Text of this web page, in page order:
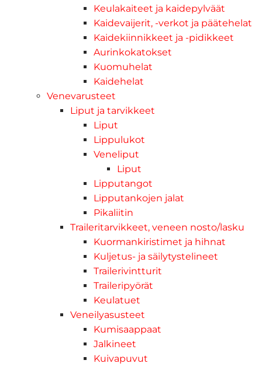
Keulakaiteet ja kaidepylväät
Kaidevaijerit, -verkot ja päätehelat
Kaidekiinnikkeet ja -pidikkeet
Aurinkokatokset
Kuomuhelat
Kaidehelat
Venevarusteet
Liput ja tarvikkeet
Liput
Lippulukot
Veneliput
Liput
Lipputangot
Lipputankojen jalat
Pikaliitin
Traileritarvikkeet, veneen nosto/lasku
Kuormankiristimet ja hihnat
Kuljetus- ja säilytystelineet
Trailerivintturit
Traileripyörät
Keulatuet
Veneilyasusteet
Kumisaappaat
Jalkineet
Kuivapuvut